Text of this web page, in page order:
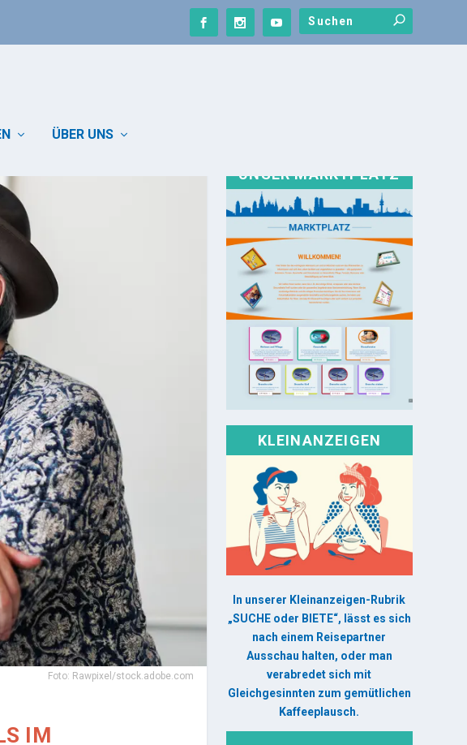
ÜBER UNS
Foto: Rawpixel/stock.adobe.com
IM
UNSER MARKTPLATZ
KLEINANZEIGEN
In unserer Kleinanzeigen-Rubrik
„SUCHE oder BIETE“, lässt es sich
nach einem Reisepartner
Ausschau halten, oder man
verabredet sich mit
Gleichgesinnten zum gemütlichen
Kaffeeplausch.